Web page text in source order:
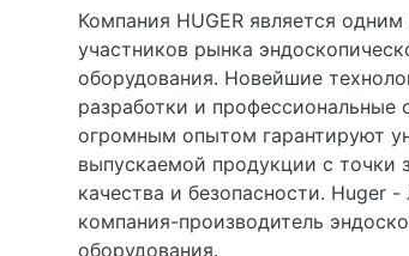
Компания HUGER является
участников рынка
оборудования. Новейшие
разработки и профессиональные
огромным опытом гарантируют
выпускаемой продукции с точки
качества и безопасности. Huger
компания-производитель
оборудования.